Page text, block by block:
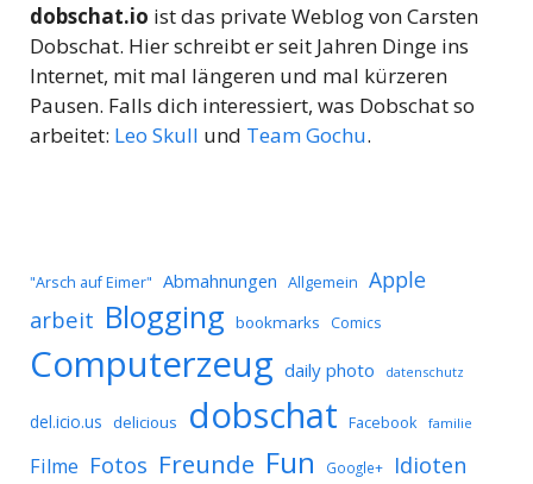
dobschat.io ist das private Weblog von Carsten
Dobschat. Hier schreibt er seit Jahren Dinge ins
Internet, mit mal längeren und mal kürzeren
Pausen. Falls dich interessiert, was Dobschat so
arbeitet: Leo Skull und Team Gochu.
"Arsch auf Eimer" Abmahnungen Allgemein Apple
arbeit Blogging bookmarks Comics
Computerzeug daily photo datenschutz
del.icio.us delicious dobschat Facebook familie
Filme Fotos Freunde Fun Google+ Idioten